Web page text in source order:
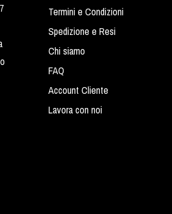
Termini e Condizioni
Spedizione e Resi
Chi siamo
FAQ
Account Cliente
Lavora con noi